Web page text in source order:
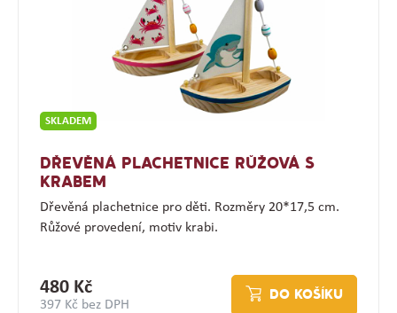
SKLADEM
DŘEVĚNÁ PLACHETNICE RŮŽOVÁ S
KRABEM
Dřevěná plachetnice pro děti. Rozměry 20*17,5 cm.
Růžové provedení, motiv krabi.
480 Kč
397 Kč bez DPH
DO KOŠÍKU